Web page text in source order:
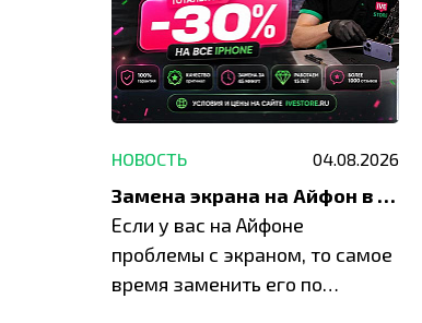
НОВОСТЬ 04.08.2026
Замена экрана на Айфон в Москве и Балашихе
Если у вас на Айфоне
проблемы с экраном, то самое
время заменить его по